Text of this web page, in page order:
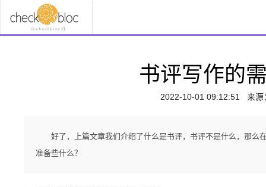
书评写作的
2022-10-01 09:12:51 来源
好了，上篇文章我们介绍了什么是书评，书评不是什么，那么
准备些什么？